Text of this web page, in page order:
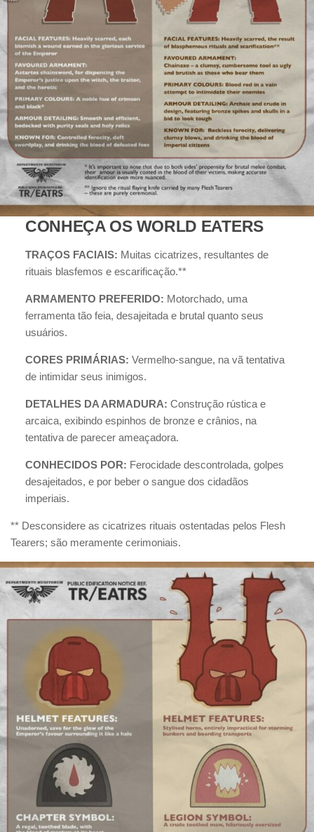
CONHEÇA OS WORLD EATERS
TRAÇOS FACIAIS: Muitas cicatrizes, resultantes de
rituais blasfemos e escarificação.**
ARMAMENTO PREFERIDO: Motorchado, uma
ferramenta tão feia, desajeitada e brutal quanto seus
usuários.
CORES PRIMÁRIAS: Vermelho-sangue, na vã tentativa
de intimidar seus inimigos.
DETALHES DA ARMADURA: Construção rústica e
arcaica, exibindo espinhos de bronze e crânios, na
tentativa de parecer ameaçadora.
CONHECIDOS POR: Ferocidade descontrolada, golpes
desajeitados, e por beber o sangue dos cidadãos
imperiais.
** Desconsidere as cicatrizes rituais ostentadas pelos Flesh
Tearers; são meramente cerimoniais.